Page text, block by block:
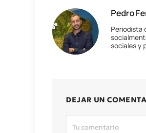
Pedro
Periodista
sociales y
DEJAR UN